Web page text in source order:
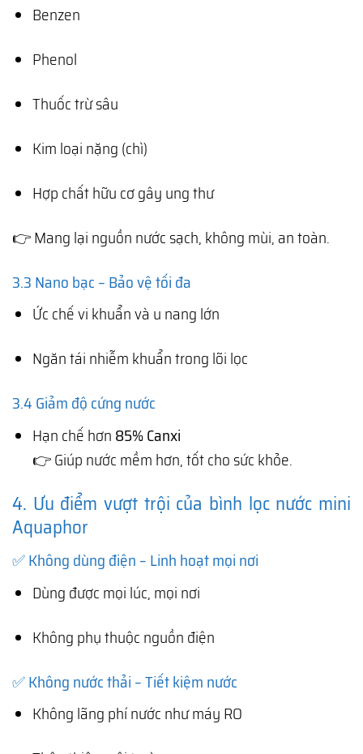
Benzen
Phenol
Thuốc trừ sâu
Kim loại nặng (chì)
Hợp chất hữu cơ gây ung thư
👉 Mang lại nguồn nước sạch, không mùi, an toàn.
3.3 Nano bạc – Bảo vệ tối đa
Ức chế vi khuẩn và u nang lớn
Ngăn tái nhiễm khuẩn trong lõi lọc
3.4 Giảm độ cứng nước
Hạn chế hơn 85% Canxi
👉 Giúp nước mềm hơn, tốt cho sức khỏe.
4. Ưu điểm vượt trội của bình lọc nước mini
Aquaphor
✅ Không dùng điện – Linh hoạt mọi nơi
Dùng được mọi lúc, mọi nơi
Không phụ thuộc nguồn điện
✅ Không nước thải – Tiết kiệm nước
Không lãng phí nước như máy RO